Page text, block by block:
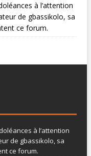
à l’attention
de gbassikolo, sa
ce forum.
à l’attention
de gbassikolo, sa
ce forum.